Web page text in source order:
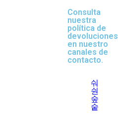
Consulta
nuestra
política de
devoluciones
en nuestro
canales de
contacto.